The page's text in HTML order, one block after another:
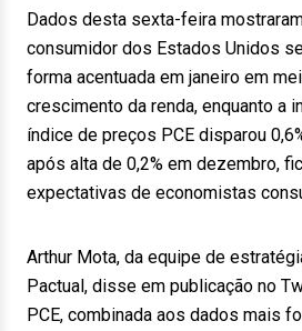
Dados desta sexta-feira
consumidor dos Estados Unidos
forma acentuada em janeiro em
crescimento da renda, enquanto a
índice de preços PCE disparou
após alta de 0,2% em dezembro,
expectativas de economistas
Arthur Mota, da equipe de
Pactual, disse em publicação no
PCE, combinada aos dados mais